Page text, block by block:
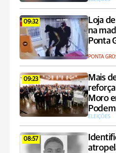
09:32
Loja
na
Ponta
PONTA
09:23
Mais
Moro
ELEIÇÕES
08:57